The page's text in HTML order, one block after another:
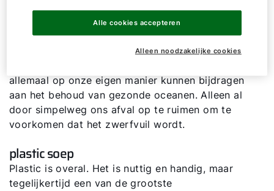
door internationale leiders, instellingen, bedrijven
en mensen te inspireren en het vergroten van hun
kennis over de oceanen.
allemaal op onze eigen manier kunnen bijdragen
aan het behoud van gezonde oceanen. Alleen al
door simpelweg ons afval op te ruimen om te
voorkomen dat het zwerfvuil wordt.
plastic soep
Plastic is overal. Het is nuttig en handig, maar
tegelijkertijd een van de grootste
Alleen noodzakelijke cookies
Alle cookies accepteren